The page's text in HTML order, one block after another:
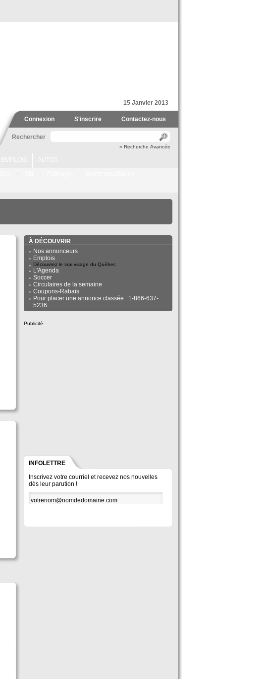
15 Janvier 2013
Connexion S'inscrire Contactez-nous
Rechercher
» Recherche Avancée
À DÉCOUVRIR
Nos annonceurs
Emplois
Découvrez le vrai visage du Québec
L'Agenda
Soccer
Circulaires de la semaine
Coupons-Rabais
Pour placer une annonce classée : 1-866-637-
5236
Publicité
INFOLETTRE
Inscrivez votre courriel et recevez nos nouvelles
dès leur parution !